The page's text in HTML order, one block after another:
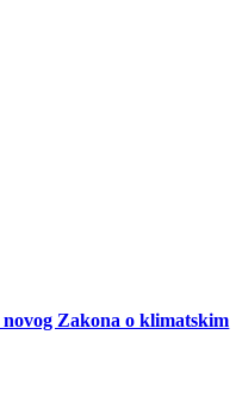
Zakona o klimatskim